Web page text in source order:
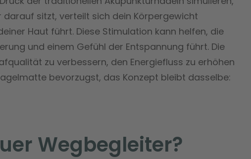
sitzt, verteilt sich dein Körpergewicht
Haut führt. Diese Stimulation kann helfen, die
und einem Gefühl der Entspannung führt. Die
zu verbessern, den Energiefluss zu erhöhen
bevorzugst, das Konzept bleibt dasselbe:
Wegbegleiter?